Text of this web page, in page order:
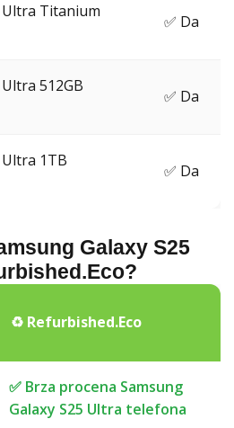
Ultra Titanium
✅ Da
512GB
✅ Da
Ultra 1TB
✅ Da
Galaxy S25
♻️ Refurbished.Eco
✅ Brza procena Samsung
Galaxy S25 Ultra telefona